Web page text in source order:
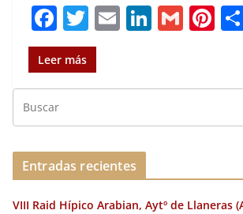
F
a
c
e
b
o
o
k
T
w
it
te
r
E
l
Li
e
dI
G
l
Pi
re
st
Leer más
Entradas recientes
VIII Raid Hípico Arabian, Aytº de Llaneras